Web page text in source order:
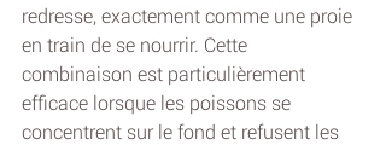
redresse, exactement comme une proie
en train de se nourrir. Cette
combinaison est particulièrement
efficace lorsque les poissons se
concentrent sur le fond et refusent les